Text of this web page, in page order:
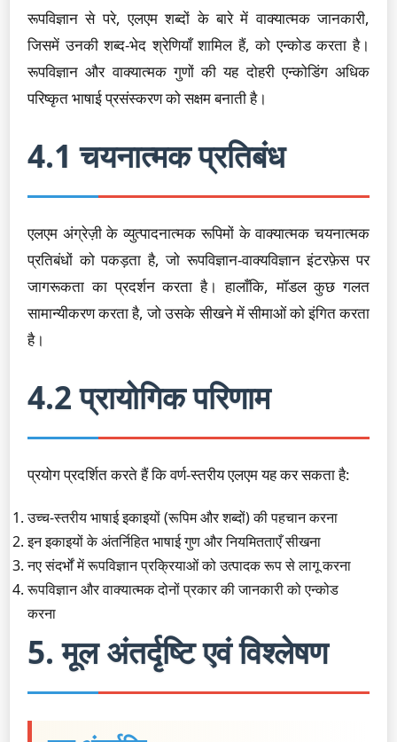
रूपविज्ञान से परे, एलएम शब्दों के बारे में वाक्यात्मक जानकारी,
जिसमें उनकी शब्द-भेद श्रेणियाँ शामिल हैं, को एन्कोड करता है।
रूपविज्ञान और वाक्यात्मक गुणों की यह दोहरी एन्कोडिंग अधिक
परिष्कृत भाषाई प्रसंस्करण को सक्षम बनाती है।
4.1 चयनात्मक प्रतिबंध
एलएम अंग्रेज़ी के व्युत्पादनात्मक रूपिमों के वाक्यात्मक चयनात्मक
प्रतिबंधों को पकड़ता है, जो रूपविज्ञान-वाक्यविज्ञान इंटरफ़ेस पर
जागरूकता का प्रदर्शन करता है। हालाँकि, मॉडल कुछ गलत
सामान्यीकरण करता है, जो उसके सीखने में सीमाओं को इंगित करता
है।
4.2 प्रायोगिक परिणाम
प्रयोग प्रदर्शित करते हैं कि वर्ण-स्तरीय एलएम यह कर सकता है:
उच्च-स्तरीय भाषाई इकाइयों (रूपिम और शब्दों) की पहचान करना
इन इकाइयों के अंतर्निहित भाषाई गुण और नियमितताएँ सीखना
नए संदर्भों में रूपविज्ञान प्रक्रियाओं को उत्पादक रूप से लागू करना
रूपविज्ञान और वाक्यात्मक दोनों प्रकार की जानकारी को एन्कोड
करना
5. मूल अंतर्दृष्टि एवं विश्लेषण